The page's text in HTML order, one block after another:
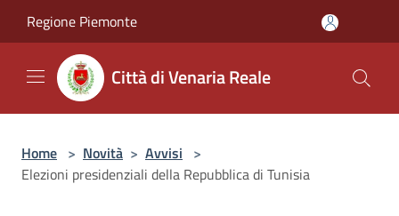
Regione Piemonte
Città di Venaria Reale
Home > Novità > Avvisi >
Elezioni presidenziali della Repubblica di Tunisia